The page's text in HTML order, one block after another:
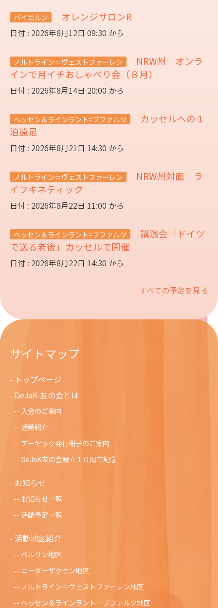
バイエルン オレンジサロンR
日付 : 2026年8月12日 09:30 から
ノルトライン＝ヴェストファーレン
NRW州 オンラ
インで月イチおしゃべり会（８月）
日付 : 2026年8月14日 20:00 から
ヘッセン＆ラインラント=プファルツ
カッセルへの１
泊遠足
日付 : 2026年8月21日 14:30 から
ノルトライン＝ヴェストファーレン
NRW州対面 ラ
イフキネティック
日付 : 2026年8月22日 11:00 から
ヘッセン＆ラインラント=プファルツ
講演会「ドイツ
で送る老後」カッセルで開催
日付 : 2026年8月22日 14:30 から
すべての予定を見る
サイトマップ
トップページ
DeJaK-友の会とは
入会のご案内
活動紹介
デーヤック発行冊子のご案内
DeJaK友の会設立１０周年記念
お知らせ
お知らせ一覧
活動予定一覧
活動地区紹介
ベルリン地区
ニーダーザクセン地区
ノルトライン＝ヴェストファーレン地区
ヘッセン＆ラインラント＝プファルツ地区